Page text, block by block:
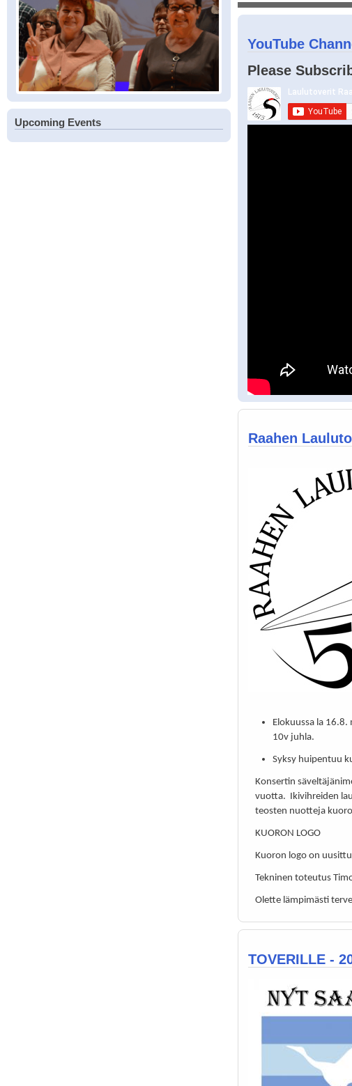
YouTube
Please
Raahen
Elokuussa la
10v juhla.
Syksy huipentuu
Konsertin
vuotta. Ikivihreiden
teosten nuotteja
KUORON LOGO
Kuoron logo on
Tekninen toteutus
Olette lämpimästi
TOVERILLE -
Upcoming Events